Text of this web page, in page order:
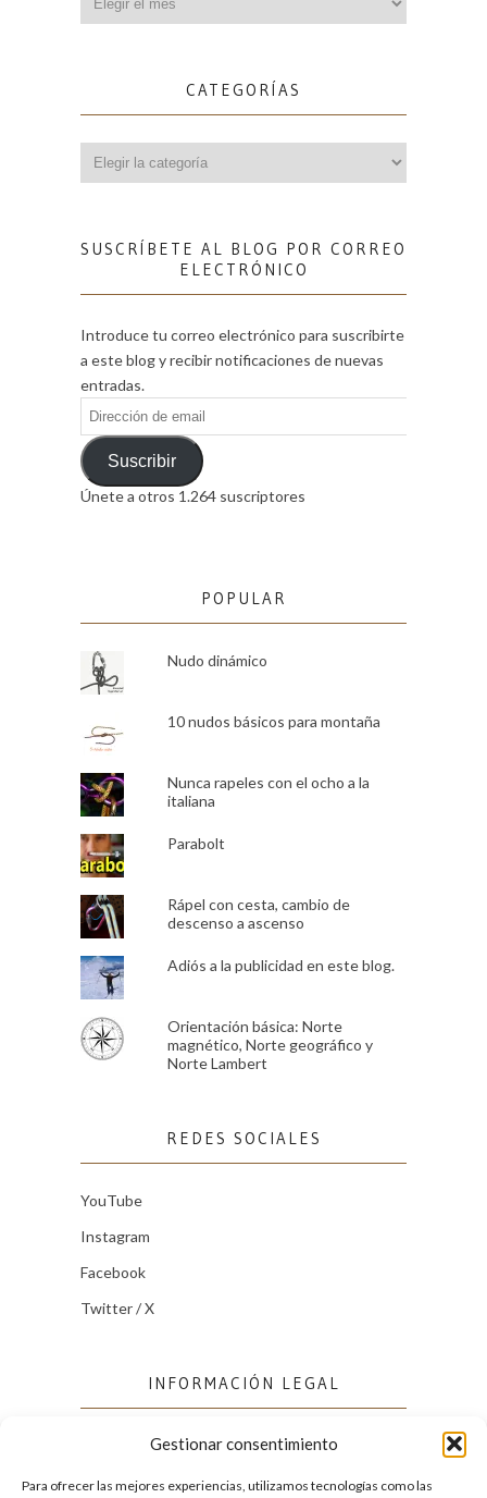
Gestionar consentimiento
Para ofrecer las mejores experiencias, utilizamos tecnologías como las
CATEGORÍAS
SUSCRÍBETE AL BLOG POR CORREO
ELECTRÓNICO
Introduce tu correo electrónico para suscribirte
a este blog y recibir notificaciones de nuevas
entradas.
Dirección
de
emailSuscribir
Únete a otros 1.264 suscriptores
POPULAR
Nudo dinámico
10 nudos básicos para montaña
Nunca rapeles con el ocho a la
italiana
Parabolt
Rápel con cesta, cambio de
descenso a ascenso
Adiós a la publicidad en este blog.
Orientación básica: Norte
magnético, Norte geográfico y
Norte Lambert
REDES SOCIALES
YouTube
Instagram
Facebook
Twitter / X
INFORMACIÓN LEGAL
Política de cookies (UE)
Política de privacidad